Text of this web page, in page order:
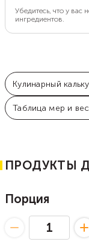
Убедитесь, что у вас
ингредиентов.
Кулинарный
Таблица мер и
ПРОДУКТЫ
Порция